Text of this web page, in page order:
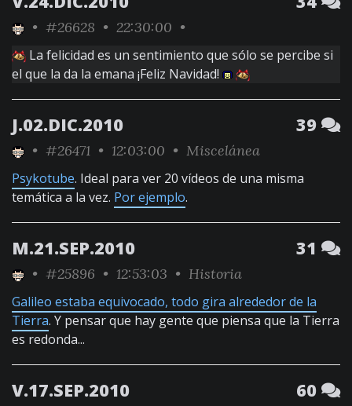
• #26628 • 22:30:00 •
La felicidad es un sentimiento que sólo se percibe si
el que la da la emana ¡Feliz Navidad!
J.02.DIC.2010 39
• #26471 • 12:03:00 • Miscelánea
Psykotube. Ideal para ver 20 vídeos de una misma
temática a la vez. Por ejemplo.
M.21.SEP.2010 31
• #25896 • 12:53:03 • Historia
Galileo estaba equivocado, todo gira alrededor de la
Tierra. Y pensar que hay gente que piensa que la Tierra
es redonda...
V.17.SEP.2010 60